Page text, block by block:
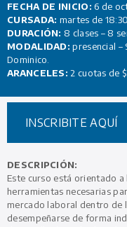
FECHA DE INICIO: 6 de
CURSADA: martes de
DURACIÓN: 8 clases – 8
MODALIDAD:presencial –
Dominico.
ARANCELES: 2 cuotas de
INSCRIBITE AQUÍ
DESCRIPCIÓN:
Este curso está orientado
herramientas necesarias
mercado laboral dentro de
desempeñarse de forma